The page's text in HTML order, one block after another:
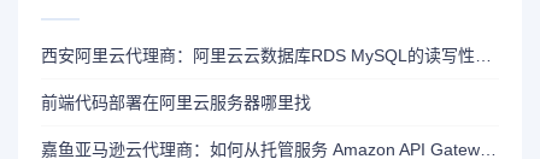
前端代码部署在阿里云服务器哪里找